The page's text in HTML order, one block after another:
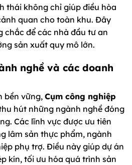
thái không chỉ giúp điều hòa
quan cho toàn khu. Đây
chắc để các nhà đầu tư an
sản xuất quy mô lớn.
nghề và các doanh
bền vững, Cụm công nghiệp
hút những ngành nghề đóng
Các lĩnh vực được ưu tiên
lâm sản thực phẩm, ngành
phụ trợ. Điều này giúp dự án
kín, tối ưu hóa quá trình sản